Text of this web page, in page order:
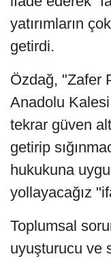
yatırımların
getirdi.
Özdağ, "Zafer
Anadolu Kalesi
tekrar güven
getirip
hukukuna
yollayacağız
Toplumsal
uyuşturucu ve